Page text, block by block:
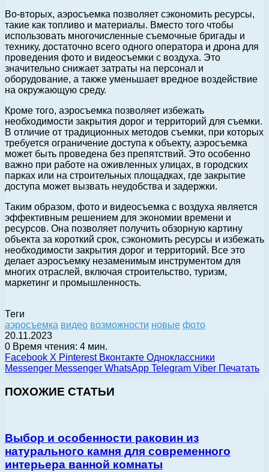
Во-вторых, аэросъемка позволяет сэкономить ресурсы,
такие как топливо и материалы. Вместо того чтобы
использовать многочисленные съемочные бригады и
технику, достаточно всего одного оператора и дрона для
проведения фото и видеосъемки с воздуха. Это
значительно снижает затраты на персонал и
оборудование, а также уменьшает вредное воздействие
на окружающую среду.
Кроме того, аэросъемка позволяет избежать
необходимости закрытия дорог и территорий для съемки.
В отличие от традиционных методов съемки, при которых
требуется ограничение доступа к объекту, аэросъемка
может быть проведена без препятствий. Это особенно
важно при работе на оживленных улицах, в городских
парках или на строительных площадках, где закрытие
доступа может вызвать неудобства и задержки.
Таким образом, фото и видеосъемка с воздуха является
эффективным решением для экономии времени и
ресурсов. Она позволяет получить обзорную картину
объекта за короткий срок, сэкономить ресурсы и избежать
необходимости закрытия дорог и территорий. Все это
делает аэросъемку незаменимым инструментом для
многих отраслей, включая строительство, туризм,
маркетинг и промышленность.
Теги
аэросъемка видео возможности новые фото
20.11.2023
0 Время чтения: 4 мин.
Facebook X Pinterest Вконтакте Одноклассники
Messenger Messenger WhatsApp Telegram Viber Печатать
ПОХОЖИЕ СТАТЬИ
Выбор и особенности раковин из
натурального камня для современного
интерьера ванной комнаты